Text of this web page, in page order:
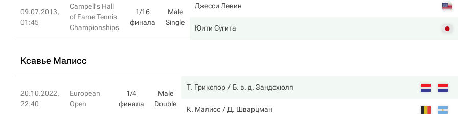
09.07.2013,
01:45
Campell's Hall
of Fame Tennis
Championships
1/16
финала
Male
Single
Джесси Левин
Юити Сугита
Ксавье Малисс
20.10.2022,
22:40
European
Open
1/4
финала
Male
Double
Т. Грикспор Б. в. д. Зандсхюлп
К. Малисс Д. Шварцман